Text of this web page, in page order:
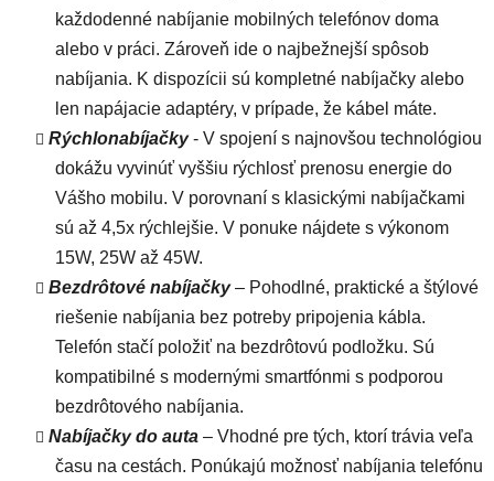
každodenné nabíjanie mobilných telefónov doma
alebo v práci. Zároveň ide o najbežnejší spôsob
nabíjania. K dispozícii sú kompletné nabíjačky alebo
len napájacie adaptéry, v prípade, že kábel máte.
Rýchlonabíjačky- V spojení s najnovšou technológiou
dokážu vyvinúť vyššiu rýchlosť prenosu energie do
Vášho mobilu. V porovnaní s klasickými nabíjačkami
sú až 4,5x rýchlejšie. V ponuke nájdete s výkonom
15W, 25W až 45W.
Bezdrôtové nabíjačky– Pohodlné, praktické a štýlové
riešenie nabíjania bez potreby pripojenia kábla.
Telefón stačí položiť na bezdrôtovú podložku. Sú
kompatibilné s modernými smartfónmi s podporou
bezdrôtového nabíjania.
Nabíjačky do auta – Vhodné pre tých, ktorí trávia veľa
času na cestách. Ponúkajú možnosť nabíjania telefónu